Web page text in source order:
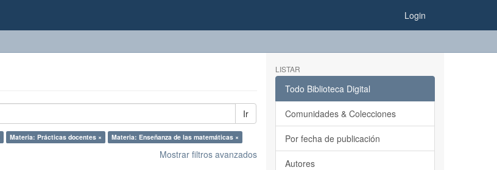
Login
Ir
Materia: Prácticas docentes × Materia: Enseñanza de las matemáticas ×
Mostrar filtros avanzados
LISTAR
Todo Biblioteca Digital
Comunidades & Colecciones
Por fecha de publicación
Autores